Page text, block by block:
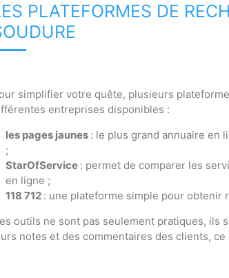
PLATEFORMES DE
simplifier votre quête, plusieurs
entreprises disponibles :
les pages jaunes : le plus grand annuaire en
;
StarOfService : permet de comparer les
en ligne ;
118 712 : une plateforme simple pour obtenir
outils ne sont pas seulement pratiques, ils
notes et des commentaires des clients,